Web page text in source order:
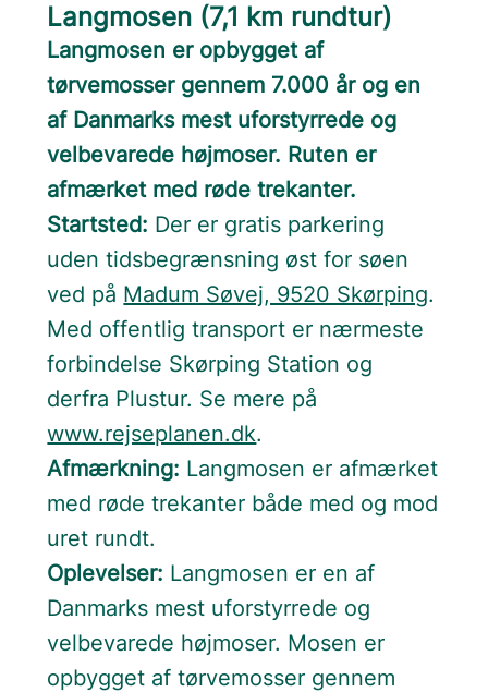
Langmosen (7,1 km rundtur)
Langmosen er opbygget af
tørvemosser gennem 7.000 år og en
af Danmarks mest uforstyrrede og
velbevarede højmoser. Ruten er
afmærket med røde trekanter.
Startsted: Der er gratis parkering
uden tidsbegrænsning øst for søen
ved på Madum Søvej, 9520 Skørping.
Med offentlig transport er nærmeste
forbindelse Skørping Station og
derfra Plustur. Se mere på
www.rejseplanen.dk.
Afmærkning: Langmosen er afmærket
med røde trekanter både med og mod
uret rundt.
Oplevelser: Langmosen er en af
Danmarks mest uforstyrrede og
velbevarede højmoser. Mosen er
opbygget af tørvemosser gennem